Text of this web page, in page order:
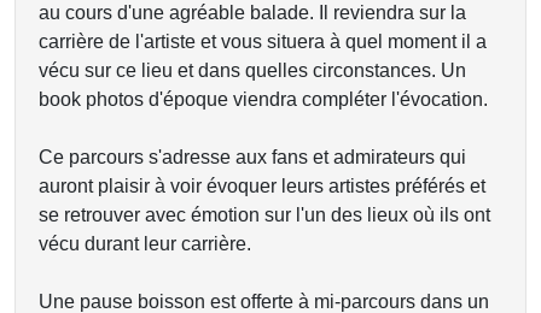
au cours d'une agréable balade. Il reviendra sur la
carrière de l'artiste et vous situera à quel moment il a
vécu sur ce lieu et dans quelles circonstances. Un
book photos d'époque viendra compléter l'évocation.
Ce parcours s'adresse aux fans et admirateurs qui
auront plaisir à voir évoquer leurs artistes préférés et
se retrouver avec émotion sur l'un des lieux où ils ont
vécu durant leur carrière.
Une pause boisson est offerte à mi-parcours dans un